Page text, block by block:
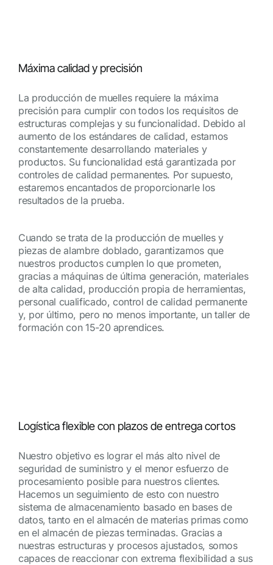
Máxima calidad y precisión
La producción de muelles requiere la máxima
precisión para cumplir con todos los requisitos de
estructuras complejas y su funcionalidad. Debido al
aumento de los estándares de calidad, estamos
constantemente desarrollando materiales y
productos. Su funcionalidad está garantizada por
controles de calidad permanentes. Por supuesto,
estaremos encantados de proporcionarle los
resultados de la prueba.
Cuando se trata de la producción de muelles y
piezas de alambre doblado, garantizamos que
nuestros productos cumplen lo que prometen,
gracias a máquinas de última generación, materiales
de alta calidad, producción propia de herramientas,
personal cualificado, control de calidad permanente
y, por último, pero no menos importante, un taller de
formación con 15-20 aprendices.
Logística flexible con plazos de entrega cortos
Nuestro objetivo es lograr el más alto nivel de
seguridad de suministro y el menor esfuerzo de
procesamiento posible para nuestros clientes.
Hacemos un seguimiento de esto con nuestro
sistema de almacenamiento basado en bases de
datos, tanto en el almacén de materias primas como
en el almacén de piezas terminadas. Gracias a
nuestras estructuras y procesos ajustados, somos
capaces de reaccionar con extrema flexibilidad a sus